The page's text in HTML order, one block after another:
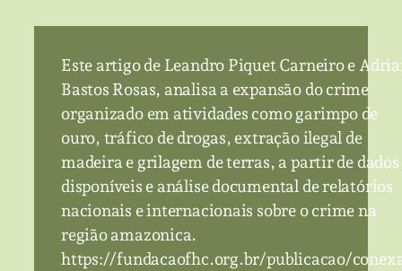
Este artigo de Leandro Piquet Carneiro e
Bastos Rosas, analisa a expansão do crime
organizado em atividades como garimpo de
ouro, tráfico de drogas, extração ilegal de
madeira e grilagem de terras, a partir de dados
disponíveis e análise documental de relatórios
nacionais e internacionais sobre o crime na
região amazonica.
https://fundacaofhc.org.br/publicacao/